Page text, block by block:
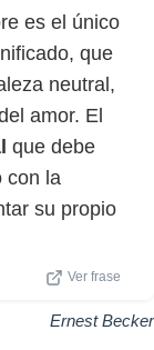
es el único
que
neutral,
amor. El
que debe
con la
su propio
Ver frase
Ernest Becker